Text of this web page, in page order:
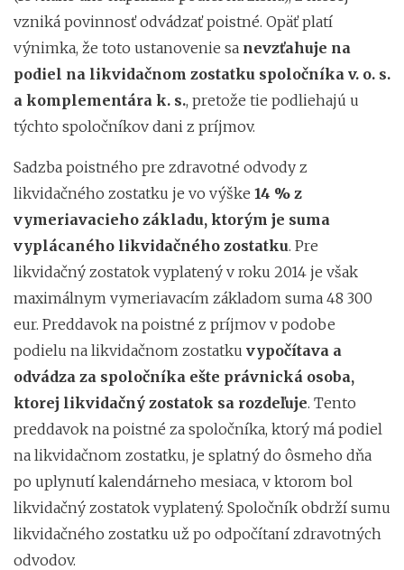
vzniká povinnosť odvádzať poistné. Opäť platí
výnimka, že toto ustanovenie sa nevzťahuje na
podiel na likvidačnom zostatku spoločníka v. o. s.
a komplementára k. s., pretože tie podliehajú u
týchto spoločníkov dani z príjmov.
Sadzba poistného pre zdravotné odvody z
likvidačného zostatku je vo výške 14 % z
vymeriavacieho základu, ktorým je suma
vyplácaného likvidačného zostatku. Pre
likvidačný zostatok vyplatený v roku 2014 je však
maximálnym vymeriavacím základom suma 48 300
eur. Preddavok na poistné z príjmov v podobe
podielu na likvidačnom zostatku vypočítava a
odvádza za spoločníka ešte právnická osoba,
ktorej likvidačný zostatok sa rozdeľuje. Tento
preddavok na poistné za spoločníka, ktorý má podiel
na likvidačnom zostatku, je splatný do ôsmeho dňa
po uplynutí kalendárneho mesiaca, v ktorom bol
likvidačný zostatok vyplatený. Spoločník obdrží sumu
likvidačného zostatku už po odpočítaní zdravotných
odvodov.